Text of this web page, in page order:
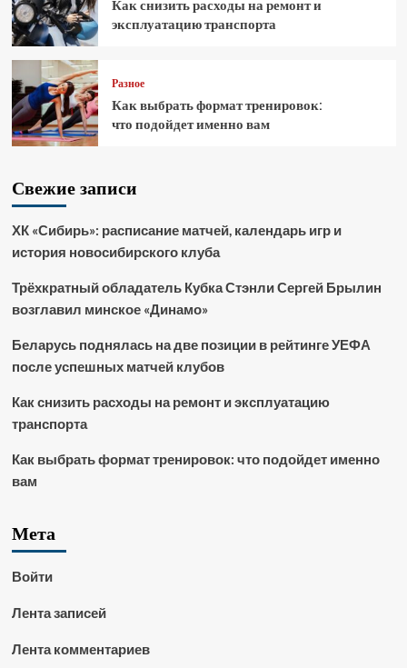
Как снизить расходы на ремонт и
эксплуатацию транспорта
Разное
Как выбрать формат тренировок:
что подойдет именно вам
Свежие записи
ХК «Сибирь»: расписание матчей, календарь игр и
история новосибирского клуба
Трёхкратный обладатель Кубка Стэнли Сергей Брылин
возглавил минское «Динамо»
Беларусь поднялась на две позиции в рейтинге УЕФА
после успешных матчей клубов
Как снизить расходы на ремонт и эксплуатацию
транспорта
Как выбрать формат тренировок: что подойдет именно
вам
Мета
Войти
Лента записей
Лента комментариев